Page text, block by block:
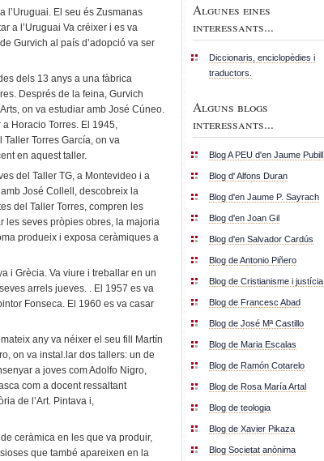
l’Uruguai. El seu és Zusmanas
a l’Uruguai Va créixer i es va
Gurvich al país d’adopció va ser
dels 13 anys a una fàbrica
Després de la feina, Gurvich
on va estudiar amb José Cúneo.
Horacio Torres. El 1945,
Torres García, on va
en aquest taller.
del Taller TG, a Montevideo i a
José Collell, descobreix la
del Taller Torres, compren les
les seves pròpies obres, la majoria
produeix i exposa ceràmiques a
i Grècia. Va viure i treballar en un
arrels jueves. . El 1957 es va
Fonseca. El 1960 es va casar
any va néixer el seu fill Martín
on va instal.lar dos tallers: un de
a joves com Adolfo Nigro,
com a docent ressaltant
de l’Art. Pintava i,
ceràmica en les que va produir,
que també apareixen en la
Algunes eines
interessants...
Diccionaris, enciclopèdies i
traductors.
Alguns blogs
interessants...
Blog A PEU d'en Jaume Pubill
Blog d' Alfons Duran
Blog d'en Jaume P. Sayrach
Blog d'en Joan Gil
Blog d'en Salvador Cardús
Blog de Antonio Piñero
Blog de Cristianisme i justícia
Blog de Francesc Abad
Blog de José Mª Castillo
Blog de Maria Escalas
Blog de Ramón Cotarelo
Blog de Rosa María Artal
Blog de teologia
Blog de Xavier Pikaza
Blog Societat anònima